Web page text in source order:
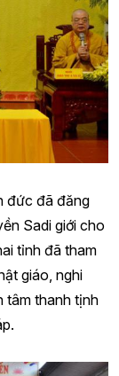
đức đã đăng
Sadi giới cho
tỉnh đã tham
giáo, nghi
tâm thanh tịnh